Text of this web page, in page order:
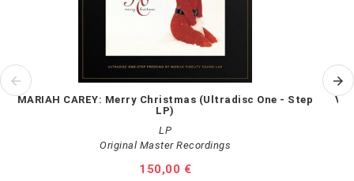
MARIAH CAREY: Merry Christmas (Ultradisc One - Step
LP)
LP
Original Master Recordings
Prezzo
150,00 €